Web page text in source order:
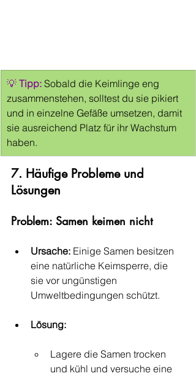
💡 Tipp: Sobald die Keimlinge eng
zusammenstehen, solltest du sie pikiert
und in einzelne Gefäße umsetzen, damit
sie ausreichend Platz für ihr Wachstum
haben.
7. Häufige Probleme und
Lösungen
Problem: Samen keimen nicht
Ursache: Einige Samen besitzen
eine natürliche Keimsperre, die
sie vor ungünstigen
Umweltbedingungen schützt.
Lösung:
Lagere die Samen trocken
und kühl und versuche eine